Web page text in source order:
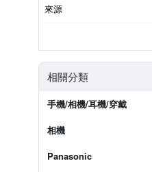
來源
相關分類
手機/相機/耳機/穿戴
相機
Panasonic